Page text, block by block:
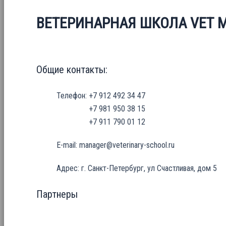
ВЕТЕРИНАРНАЯ ШКОЛА VET
Общие контакты:
Телефон: +7 912 492 34 47
+7 981 950 38 15
+7 911 790 01 12
E-mail: manager@veterinary-school.ru
Адрес: г. Санкт-Петербург, ул Счастливая, дом 5
Партнеры